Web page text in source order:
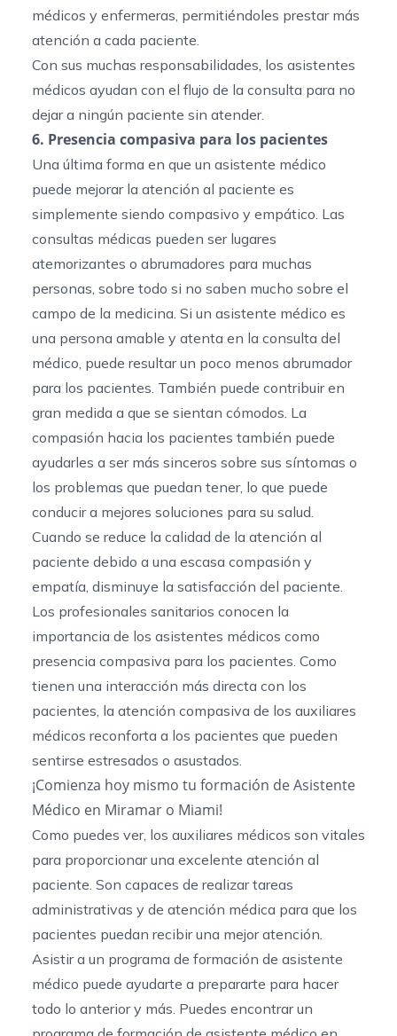
médicos y enfermeras, permitiéndoles prestar más
atención a cada paciente.
Con sus muchas responsabilidades, los asistentes
médicos ayudan con el flujo de la consulta para no
dejar a ningún paciente sin atender.
6. Presencia compasiva para los pacientes
Una última forma en que un asistente médico
puede mejorar la atención al paciente es
simplemente siendo compasivo y empático. Las
consultas médicas pueden ser lugares
atemorizantes o abrumadores para muchas
personas, sobre todo si no saben mucho sobre el
campo de la medicina. Si un asistente médico es
una persona amable y atenta en la consulta del
médico, puede resultar un poco menos abrumador
para los pacientes. También puede contribuir en
gran medida a que se sientan cómodos. La
compasión hacia los pacientes también puede
ayudarles a ser más sinceros sobre sus síntomas o
los problemas que puedan tener, lo que puede
conducir a mejores soluciones para su salud.
Cuando se reduce la calidad de la atención al
paciente debido a una escasa compasión y
empatía, disminuye la satisfacción del paciente.
Los profesionales sanitarios conocen la
importancia de los asistentes médicos como
presencia compasiva para los pacientes. Como
tienen una interacción más directa con los
pacientes, la atención compasiva de los auxiliares
médicos reconforta a los pacientes que pueden
sentirse estresados o asustados.
¡Comienza hoy mismo tu formación de Asistente
Médico en Miramar o Miami!
Como puedes ver, los auxiliares médicos son vitales
para proporcionar una excelente atención al
paciente. Son capaces de realizar tareas
administrativas y de atención médica para que los
pacientes puedan recibir una mejor atención.
Asistir a un programa de formación de asistente
médico puede ayudarte a prepararte para hacer
todo lo anterior y más. Puedes encontrar un